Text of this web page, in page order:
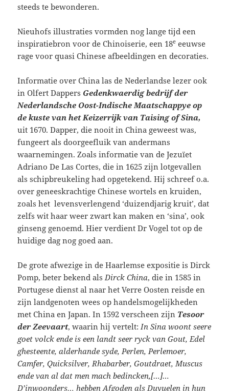
steeds te bewonderen.
Nieuhofs illustraties vormden nog lange tijd een
inspiratiebron voor de Chinoiserie, een 18e eeuwse
rage voor quasi Chinese afbeeldingen en decoraties.
Informatie over China las de Nederlandse lezer ook
in Olfert Dappers Gedenkwaerdig bedrijf der
Nederlandsche Oost-Indische Maatschappye op
de kuste van het Keizerrijk van Taising of Sina,
uit 1670. Dapper, die nooit in China geweest was,
fungeert als doorgeefluik van andermans
waarnemingen. Zoals informatie van de Jezuïet
Adriano De Las Cortes, die in 1625 zijn lotgevallen
als schipbreukeling had opgetekend. Hij schreef o.a.
over geneeskrachtige Chinese wortels en kruiden,
zoals het levensverlengend ‘duizendjarig kruit’, dat
zelfs wit haar weer zwart kan maken en ‘sina’, ook
ginseng genoemd. Hier verdient Dr Vogel tot op de
huidige dag nog goed aan.
De grote afwezige in de Haarlemse expositie is Dirck
Pomp, beter bekend als Dirck China, die in 1585 in
Portugese dienst al naar het Verre Oosten reisde en
zijn landgenoten wees op handelsmogelijkheden
met China en Japan. In 1592 verscheen zijn Tesoor
der Zeevaart, waarin hij vertelt: In Sina woont seere
goet volck ende is een landt seer ryck van Gout, Edel
ghesteente, alderhande syde, Perlen, Perlemoer,
Camfer, Quicksilver, Rhabarber, Goutdraet, Muscus
ende van al dat men mach bedincken,[…]…
D’inwoonders… hebben Afgoden als Duyuelen in hun